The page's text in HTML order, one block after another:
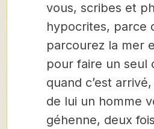
vous, scribes et
hypocrites, parce
parcourez la mer
pour faire un seul
quand c’est
de lui un homme
géhenne, deux